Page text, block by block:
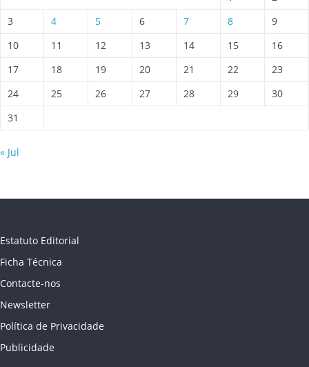
3
4 5 6 7 8
9
10
11 12 13 14 15
16
17
18 19 20 21 22
23
24
25 26 27 28 29
30
31
« Jul
Estatuto Editorial
Ficha Técnica
Contacte-nos
Newsletter
Política de Privacidade
Publicidade